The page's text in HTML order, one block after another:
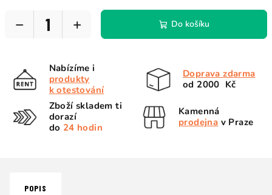
+
− Do košíku
Nabízíme i
produkty
k otestování
Doprava zdarma
od 2000 Kč
Zboží skladem ti
dorazí
do 24 hodin
Kamenná
prodejna v Praze
POPIS